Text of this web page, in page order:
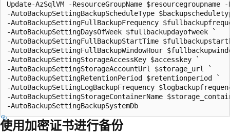
Update-AzSqlVM -ResourceGroupName
-AutoBackupSettingBackupScheduleType
-AutoBackupSettingFullBackupFrequency
-AutoBackupSettingDaysOfWeek $fullbackupdayofweek `
-AutoBackupSettingFullBackupStartTime
-AutoBackupSettingFullBackupWindowHour
-AutoBackupSettingStorageAccessKey $accesskey `
-AutoBackupSettingStorageAccountUrl $storage_url `
-AutoBackupSettingRetentionPeriod $retentionperiod `
-AutoBackupSettingLogBackupFrequency
-AutoBackupSettingStorageContainerName
使用加密证书进行备份